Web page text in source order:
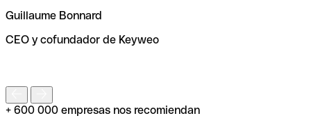
de enviar tu transferencia.
Guillaume Bonnard
CEO y cofundador de Keyweo
+ 600 000 empresas nos recomiendan